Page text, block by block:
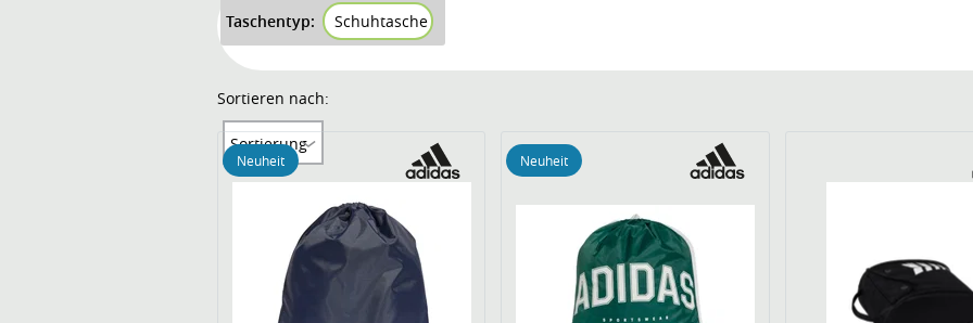
Taschentyp: Schuhtasche
Sortieren nach:
Sortierung
Neuheit Neuheit